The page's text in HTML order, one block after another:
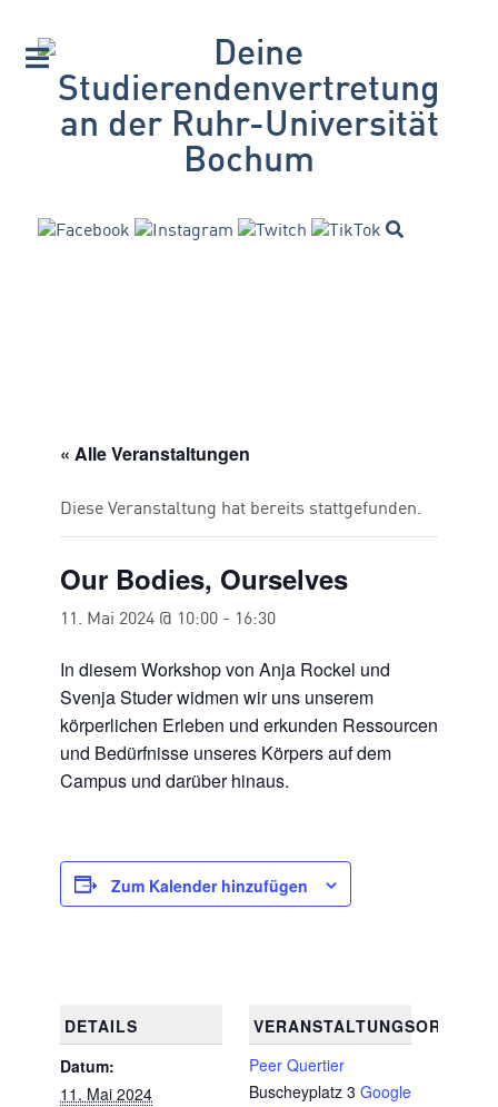
« Alle Veranstaltungen
Diese Veranstaltung hat bereits stattgefunden.
Our Bodies, Ourselves
11. Mai 2024 @ 10:00 - 16:30
In diesem Workshop von Anja Rockel und
Svenja Studer widmen wir uns unserem
körperlichen Erleben und erkunden Ressourcen
und Bedürfnisse unseres Körpers auf dem
Campus und darüber hinaus.
Zum Kalender hinzufügen
DETAILS
Datum:
11. Mai 2024
VERANSTALTUNGSORT
Peer Quertier
Buscheyplatz 3 Google